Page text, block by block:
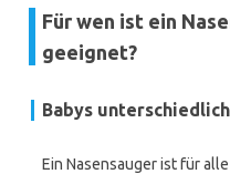
Für wen ist ein
geeignet?
Babys
Ein Nasensauger ist für